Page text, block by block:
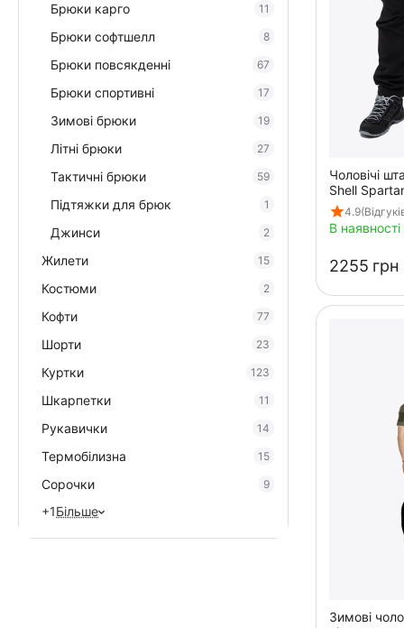
Чоловічі
Shell
4.9
В наявності
‍2255‍ грн
Зимові
Брюки карго 11
Брюки софтшелл 8
Брюки повсякденні 67
Брюки спортивні 17
Зимові брюки 19
Літні брюки 27
Тактичні брюки 59
Підтяжки для брюк 1
Джинси 2
Жилети 15
Костюми 2
Кофти 77
Шорти 23
Куртки 123
Шкарпетки 11
Рукавички 14
Термобілизна 15
Сорочки 9
+1Більше